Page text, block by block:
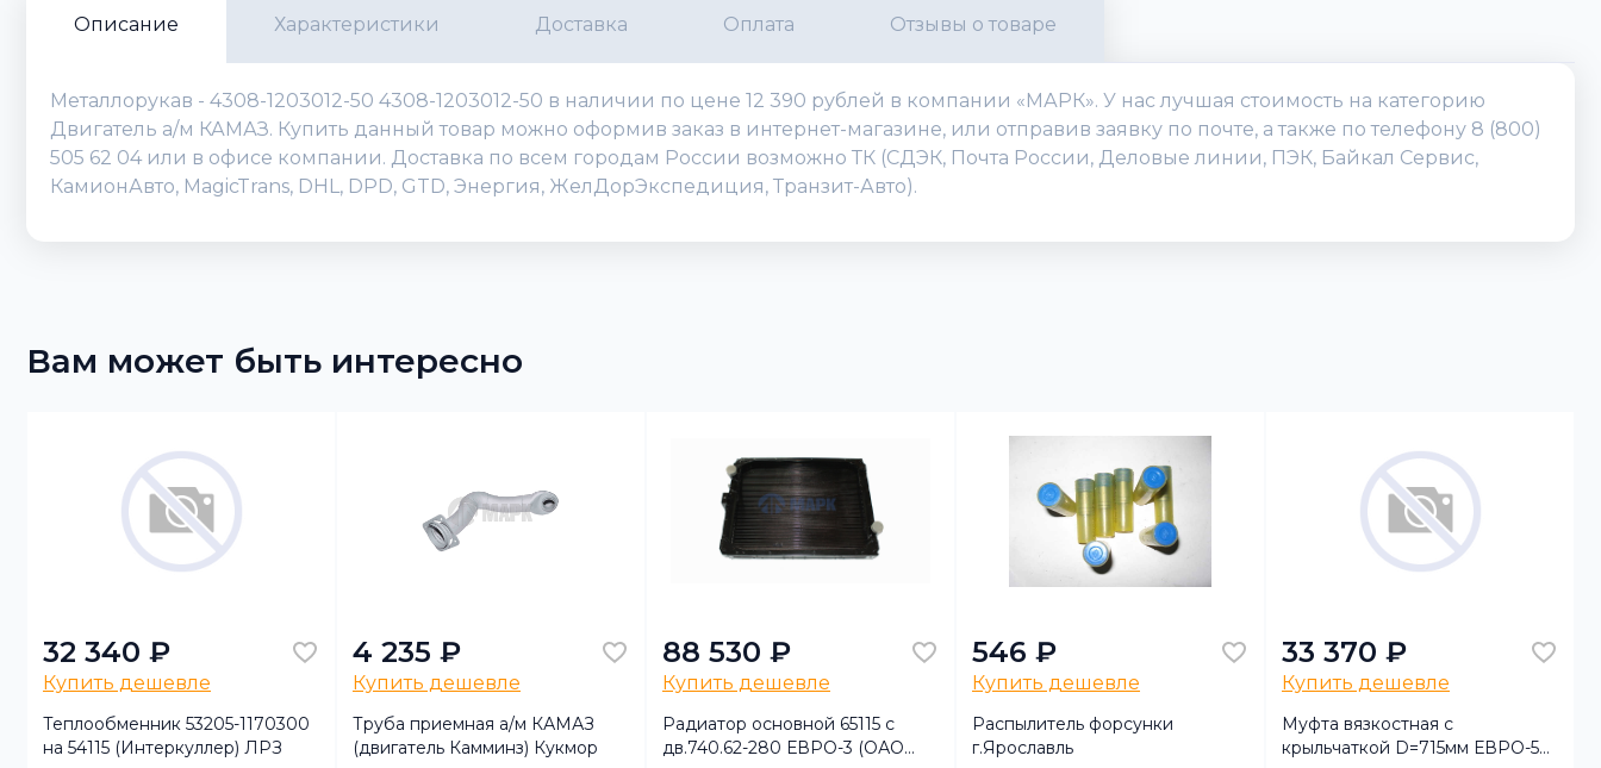
Описание Характеристики Доставка Оплата Отзывы о товаре
Металлорукав - 4308-1203012-50 4308-1203012-50 в наличии по цене 12 390 рублей в компании «МАРК». У нас лучшая стоимость на категорию
Двигатель а/м КАМАЗ. Купить данный товар можно оформив заказ в интернет-магазине, или отправив заявку по почте, а также по телефону 8 (800)
505 62 04 или в офисе компании. Доставка по всем городам России возможно ТК (СДЭК, Почта России, Деловые линии, ПЭК, Байкал Сервис,
КамионАвто, MagicTrans, DHL, DPD, GTD, Энергия, ЖелДорЭкспедиция, Транзит-Авто).
Вам может быть интересно
32 340 ₽
Купить дешевле
Теплообменник 53205-1170300
на 54115 (Интеркуллер) ЛРЗ
4 235 ₽
Купить дешевле
Труба приемная а/м КАМАЗ
(двигатель Камминз) Кукмор
88 530 ₽
Купить дешевле
Радиатор основной 65115 с
дв.740.62-280 ЕВРО-3 (ОАО
546 ₽
Купить дешевле
Распылитель форсунки
г.Ярославль
33 370 ₽
Купить дешевле
Муфта вязкостная с
крыльчаткой D=715мм ЕВРО-5